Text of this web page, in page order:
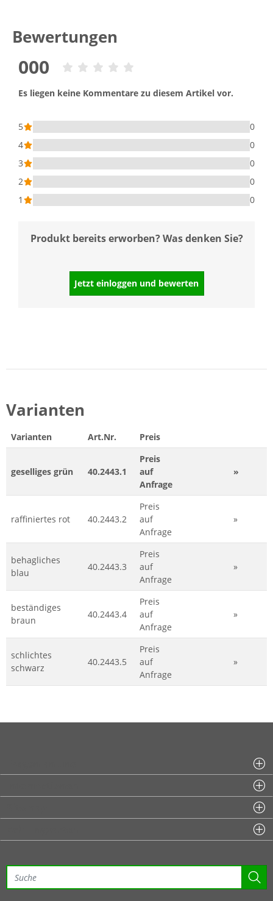
Bewertungen
000
Es liegen keine Kommentare zu diesem Artikel vor.
5
0
4
0
3
0
2
0
1
0
Produkt bereits erworben? Was denken Sie?
Jetzt einloggen und bewerten
Varianten
Varianten Art.Nr. Preis
geselliges grün 40.2443.1
Preis
auf
Anfrage
»
raffiniertes rot 40.2443.2
Preis
auf
Anfrage
»
behagliches
blau
40.2443.3
Preis
auf
Anfrage
»
beständiges
braun
40.2443.4
Preis
auf
Anfrage
»
schlichtes
schwarz
40.2443.5
Preis
auf
Anfrage
»